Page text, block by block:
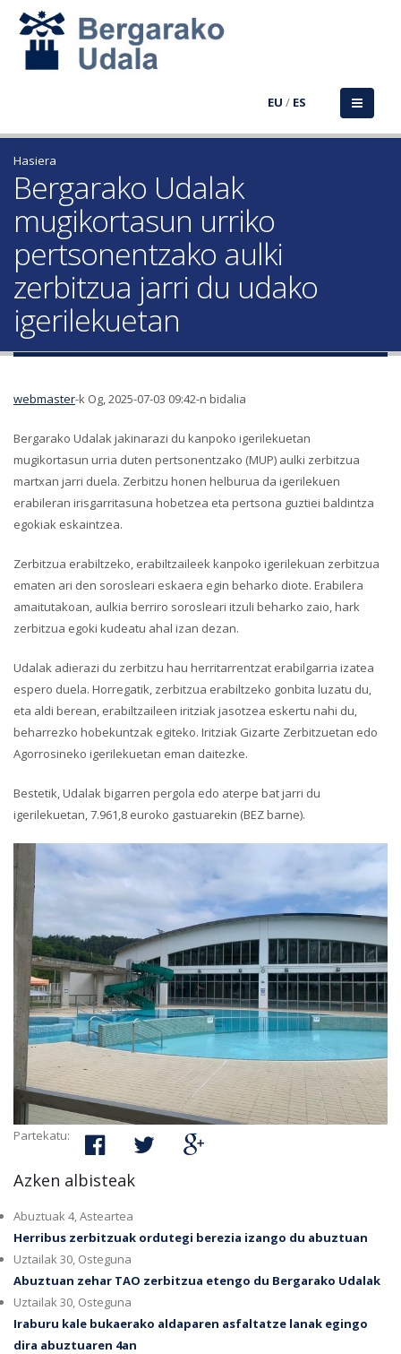
EU / ES
Hasiera
Bergarako Udalak
mugikortasun urriko
pertsonentzako aulki
zerbitzua jarri du udako
igerilekuetan
webmaster-k Og, 2025-07-03 09:42-n bidalia
Bergarako Udalak jakinarazi du kanpoko igerilekuetan
mugikortasun urria duten pertsonentzako (MUP) aulki zerbitzua
martxan jarri duela. Zerbitzu honen helburua da igerilekuen
erabileran irisgarritasuna hobetzea eta pertsona guztiei baldintza
egokiak eskaintzea.
Zerbitzua erabiltzeko, erabiltzaileek kanpoko igerilekuan zerbitzua
ematen ari den sorosleari eskaera egin beharko diote. Erabilera
amaitutakoan, aulkia berriro sorosleari itzuli beharko zaio, hark
zerbitzua egoki kudeatu ahal izan dezan.
Udalak adierazi du zerbitzu hau herritarrentzat erabilgarria izatea
espero duela. Horregatik, zerbitzua erabiltzeko gonbita luzatu du,
eta aldi berean, erabiltzaileen iritziak jasotzea eskertu nahi du,
beharrezko hobekuntzak egiteko. Iritziak Gizarte Zerbitzuetan edo
Agorrosineko igerilekuetan eman daitezke.
Bestetik, Udalak bigarren pergola edo aterpe bat jarri du
igerilekuetan, 7.961,8 euroko gastuarekin (BEZ barne).
Partekatu:
Azken albisteak
Abuztuak 4, Asteartea
Herribus zerbitzuak ordutegi berezia izango du abuztuan
Uztailak 30, Osteguna
Abuztuan zehar TAO zerbitzua etengo du Bergarako Udalak
Uztailak 30, Osteguna
Iraburu kale bukaerako aldaparen asfaltatze lanak egingo
dira abuztuaren 4an